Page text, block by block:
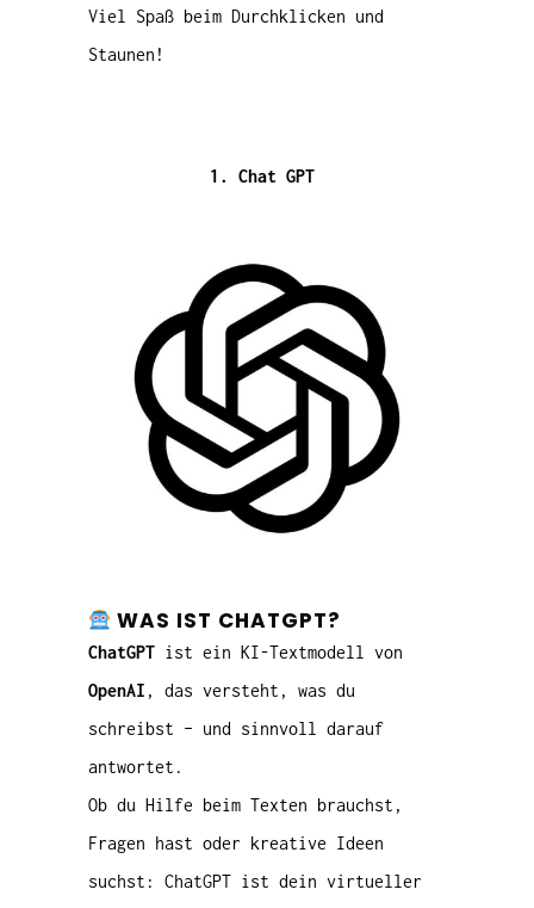
Viel Spaß beim Durchklicken und
Staunen!
1. Chat GPT
WAS IST CHATGPT?
ChatGPT ist ein KI-Textmodell von
OpenAI , das versteht, was du
schreibst – und sinnvoll darauf
antwortet.
Ob du Hilfe beim Texten brauchst,
Fragen hast oder kreative Ideen
suchst: ChatGPT ist dein virtueller